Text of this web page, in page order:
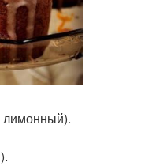
лимонный).